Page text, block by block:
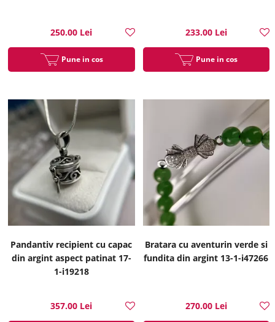
250.00 Lei
Pune in cos
233.00 Lei
Pune in cos
Pandantiv recipient cu capac
din argint aspect patinat 17-
1-i19218
357.00 Lei
Bratara cu aventurin verde si
fundita din argint 13-1-i47266
270.00 Lei